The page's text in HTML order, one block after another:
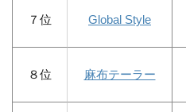
７位 Global Style
８位 麻布テーラー